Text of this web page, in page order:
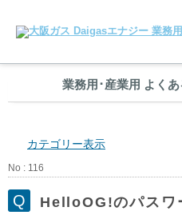
業務用 ･産業用 よく
カテゴリー表示
No : 116
HelloOG!のパスワ